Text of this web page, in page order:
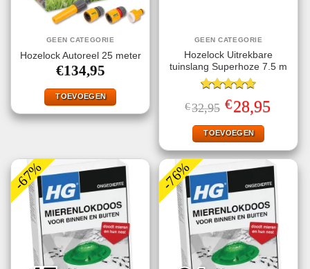
GEEN CATEGORIE
Hozelock Autoreel 25 meter
€134,95
TOEVOEGEN
GEEN CATEGORIE
Hozelock Uitrekbare
tuinslang Superhoze 7.5 m
Gewaardeerd
4.67uit 5
€32,95 Oorspronkelijke
prijs
was:
€32,95.
€28,95prijs
TOEVOEGEN
-67% -76%